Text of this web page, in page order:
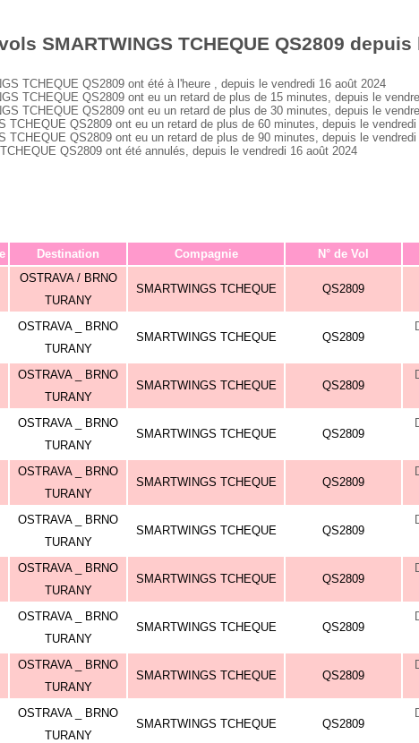
SMARTWINGS TCHEQUE QS2809
TCHEQUE QS2809 ont été à l'heure , depuis le vendredi 16 août 2024
TCHEQUE QS2809 ont eu un retard de plus de 15 minutes, depuis le
TCHEQUE QS2809 ont eu un retard de plus de 30 minutes, depuis le
TCHEQUE QS2809 ont eu un retard de plus de 60 minutes, depuis le
TCHEQUE QS2809 ont eu un retard de plus de 90 minutes, depuis le
QS2809 ont été annulés, depuis le vendredi 16 août 2024
Destination Compagnie N° de Vol
OSTRAVA / BRNO
TURANY
SMARTWINGS TCHEQUE QS2809
OSTRAVA _ BRNO
TURANY
SMARTWINGS TCHEQUE QS2809
OSTRAVA _ BRNO
TURANY
SMARTWINGS TCHEQUE QS2809
OSTRAVA _ BRNO
TURANY
SMARTWINGS TCHEQUE QS2809
OSTRAVA _ BRNO
TURANY
SMARTWINGS TCHEQUE QS2809
OSTRAVA _ BRNO
TURANY
SMARTWINGS TCHEQUE QS2809
OSTRAVA _ BRNO
TURANY
SMARTWINGS TCHEQUE QS2809
OSTRAVA _ BRNO
TURANY
SMARTWINGS TCHEQUE QS2809
OSTRAVA _ BRNO
TURANY
SMARTWINGS TCHEQUE QS2809
OSTRAVA _ BRNO
TURANY
SMARTWINGS TCHEQUE QS2809